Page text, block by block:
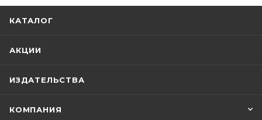
КАТАЛОГ
АКЦИИ
ИЗДАТЕЛЬСТВА
КОМПАНИЯ